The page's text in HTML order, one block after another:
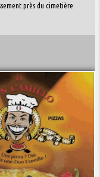
près du cimetière